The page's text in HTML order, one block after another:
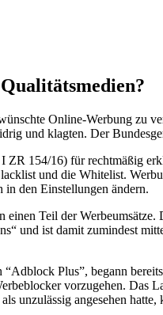
Online-Werbung zu
und klagten. Der
154/16) für rechtmäßig
und die Whitelist.
den Einstellungen ändern.
Teil der
und ist damit zumindest
Plus”, begann
vorzugehen.
unzulässig angesehen